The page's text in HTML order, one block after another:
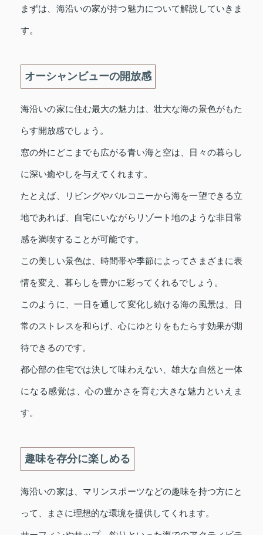
まずは、海沿いの家が持つ魅力について解説していきま
す。
オーシャンビューの開放感
海沿いの家に住む最大の魅力は、壮大な海の景色がもた
らす開放感でしょう。
窓の外にどこまでも広がる青い海と空は、日々の暮らし
に深い癒やしを与えてくれます。
たとえば、リビングやバルコニーから海を一望できる立
地であれば、自宅にいながらリゾート地のような非日常
感を満喫することが可能です。
この美しい景色は、時間帯や季節によってさまざまに表
情を変え、暮らしを豊かに彩ってくれるでしょう。
このように、一日を通して変化し続ける海の風景は、日
常のストレスを和らげ、心にゆとりをもたらす効果が期
待できるのです。
都心部の住宅では決して味わえない、雄大な自然と一体
になる感覚は、心の豊かさを育む大きな魅力といえま
す。
趣味を存分に楽しめる
海沿いの家は、マリンスポーツなどの趣味を持つ方にと
って、まさに理想的な環境を提供してくれます。